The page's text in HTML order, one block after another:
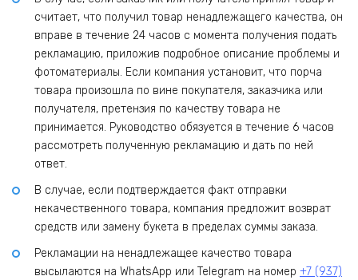
считает, что получил товар ненадлежащего качества, он
вправе в течение 24 часов с момента получения подать
рекламацию, приложив подробное описание проблемы и
фотоматериалы. Если компания установит, что порча
товара произошла по вине покупателя, заказчика или
получателя, претензия по качеству товара не
принимается. Руководство обязуется в течение 6 часов
рассмотреть полученную рекламацию и дать по ней
ответ.
В случае, если подтверждается факт отправки
некачественного товара, компания предложит возврат
средств или замену букета в пределах суммы заказа.
Рекламации на ненадлежащее качество товара
высылаются на WhatsApp или Telegram на номер +7 (937)